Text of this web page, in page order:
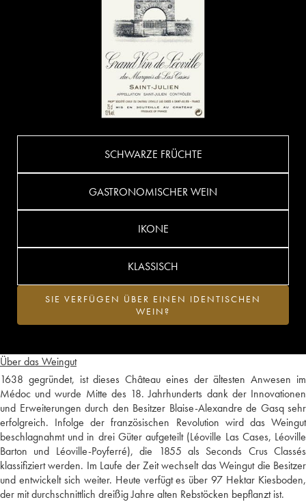
Über das Weingut
1638 gegründet, ist dieses Château eines der ältesten Anwesen im
Médoc und wurde Mitte des 18. Jahrhunderts dank der Innovationen
und Erweiterungen durch den Besitzer Blaise-Alexandre de Gasq sehr
erfolgreich. Infolge der französischen Revolution wird das Weingut
beschlagnahmt und in drei Güter aufgeteilt (Léoville Las Cases, Léoville
Barton und Léoville-Poyferré), die 1855 als Seconds Crus Classés
klassifiziert werden. Im Laufe der Zeit wechselt das Weingut die Besitzer
und entwickelt sich weiter. Heute verfügt es über 97 Hektar Kiesboden,
der mit durchschnittlich dreißig Jahre alten Rebstöcken bepflanzt ist.
SCHWARZE FRÜCHTE
GASTRONOMISCHER WEIN
IKONE
KLASSISCH
SIE VERFÜGEN ÜBER EINEN IDENTISCHEN
WEIN?